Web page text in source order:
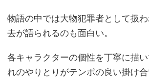
物語の中では大物犯罪者として扱
去が語られるのも面白い。
各キャラクターの個性を丁寧に描
れのやりとりがテンポの良い掛け